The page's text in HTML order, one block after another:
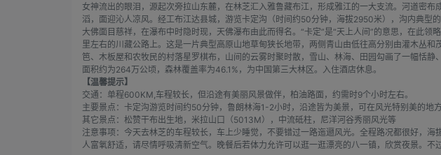
女神流出的眼泪，源起次旁拉山东麓，在林芝汇入雅鲁藏布江，形成雅江的一大支流。河道密
滔，面迎沁人凉风。经工布江达县城，游览卡定沟（时间约50分钟，海拔2950米），沟内典
大佛面目慈祥，在瀑布中时隐时现，天佛瀑布由此而得名。“卡定”是“天上人间”的意思，在此
里左右的川藏公路上。这是一片典型高原山地草甸狭长地带，两侧青山由低往高分别由灌木丛
笆、木板屋和农牧民的村落星罗棋布，山间的云雾时聚时散，雪山、林海、田园勾画了一幅恬
面积约为264万公顷，森林覆盖率为46.1%，为中国第三大林区。入住酒店休息。
【温馨提示】
交通：单程600KM,车程较长，但沿途有美丽风景做伴，柏油路面，约需时9个小时左右。
主要景点：卡定沟游览时间约50分钟，鲁朗林海1-2小时，沿途皆为美景，可在风光特别美的地
其它景点：松赞干布出生地，米拉山口（5013M），中流砥柱，尼洋河谷秀丽风光等
注意事项：今天去林芝的车程较长，车上少睡觉，不要错过一路迤逦风光。全程路况都很好，
人富氧舒适，请尽情呼吸清新空气。晚餐后若体力允许可以逛一逛漂亮的八一镇，欣赏夜景。不